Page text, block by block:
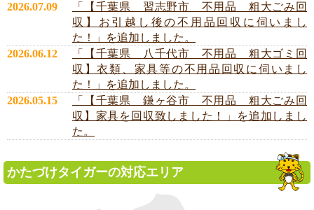
2026.07.09
「【千葉県 習志野市 不用品 粗大ごみ回
収】お引越し後の不用品回収に伺いまし
た！」を追加しました。
2026.06.12
「【千葉県 八千代市 不用品 粗大ゴミ回
収】衣類、家具等の不用品回収に伺いまし
た！」を追加しました。
2026.05.15
「【千葉県 鎌ヶ谷市 不用品 粗大ごみ回
収】家具を回収致しました！」を追加しまし
た。
かたづけタイガーの対応エリア